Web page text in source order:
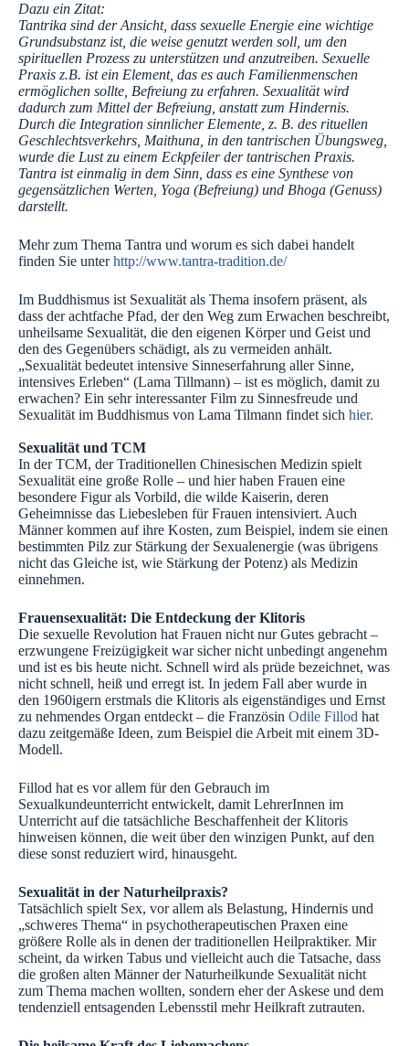
Dazu ein Zitat:
Tantrika sind der Ansicht, dass sexuelle Energie eine wichtige
Grundsubstanz ist, die weise genutzt werden soll, um den
spirituellen Prozess zu unterstützen und anzutreiben. Sexuelle
Praxis z.B. ist ein Element, das es auch Familienmenschen
ermöglichen sollte, Befreiung zu erfahren. Sexualität wird
dadurch zum Mittel der Befreiung, anstatt zum Hindernis.
Durch die Integration sinnlicher Elemente, z. B. des rituellen
Geschlechtsverkehrs, Maithuna, in den tantrischen Übungsweg,
wurde die Lust zu einem Eckpfeiler der tantrischen Praxis.
Tantra ist einmalig in dem Sinn, dass es eine Synthese von
gegensätzlichen Werten, Yoga (Befreiung) und Bhoga (Genuss)
darstellt.
Mehr zum Thema Tantra und worum es sich dabei handelt
finden Sie unterhttp://www.tantra-tradition.de/
Im Buddhismus ist Sexualität als Thema insofern präsent, als
dass der achtfache Pfad, der den Weg zum Erwachen beschreibt,
unheilsame Sexualität, die den eigenen Körper und Geist und
den des Gegenübers schädigt, als zu vermeiden anhält.
„Sexualität bedeutet intensive Sinneserfahrung aller Sinne,
intensives Erleben“ (Lama Tillmann) – ist es möglich, damit zu
erwachen? Ein sehr interessanter Film zu Sinnesfreude und
Sexualität im Buddhismus von Lama Tilmann findet sich hier.
Sexualität und TCM
In der TCM, der Traditionellen Chinesischen Medizin spielt
Sexualität eine große Rolle – und hier haben Frauen eine
besondere Figur als Vorbild, die wilde Kaiserin, deren
Geheimnisse das Liebesleben für Frauen intensiviert. Auch
Männer kommen auf ihre Kosten, zum Beispiel, indem sie einen
bestimmten Pilz zur Stärkung der Sexualenergie (was übrigens
nicht das Gleiche ist, wie Stärkung der Potenz) als Medizin
einnehmen.
Frauensexualität: Die Entdeckung der Klitoris
Die sexuelle Revolution hat Frauen nicht nur Gutes gebracht –
erzwungene Freizügigkeit war sicher nicht unbedingt angenehm
und ist es bis heute nicht. Schnell wird als prüde bezeichnet, was
nicht schnell, heiß und erregt ist. In jedem Fall aber wurde in
den 1960igern erstmals die Klitoris als eigenständiges und Ernst
zu nehmendes Organ entdeckt – die Französin Odile Fillod hat
dazu zeitgemäße Ideen, zum Beispiel die Arbeit mit einem 3D-
Modell.
Fillod hat es vor allem für den Gebrauch im
Sexualkundeunterricht entwickelt, damit LehrerInnen im
Unterricht auf die tatsächliche Beschaffenheit der Klitoris
hinweisen können, die weit über den winzigen Punkt, auf den
diese sonst reduziert wird, hinausgeht.
Sexualität in der Naturheilpraxis?
Tatsächlich spielt Sex, vor allem als Belastung, Hindernis und
„schweres Thema“ in psychotherapeutischen Praxen eine
größere Rolle als in denen der traditionellen Heilpraktiker. Mir
scheint, da wirken Tabus und vielleicht auch die Tatsache, dass
die großen alten Männer der Naturheilkunde Sexualität nicht
zum Thema machen wollten, sondern eher der Askese und dem
tendenziell entsagenden Lebensstil mehr Heilkraft zutrauten.